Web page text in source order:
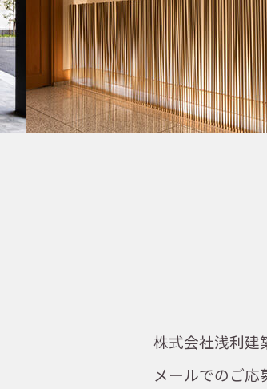
株式会社浅利建
メールでのご